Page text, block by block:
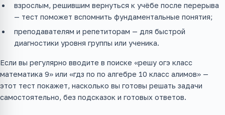
взрослым, решившим вернуться к учёбе после перерыва
— тест поможет вспомнить фундаментальные понятия;
преподавателям и репетиторам — для быстрой
диагностики уровня группы или ученика.
Если вы регулярно вводите в поиске «решу огэ класс
математика 9» или «гдз по по алгебре 10 класс алимов» —
этот тест покажет, насколько вы готовы решать задачи
самостоятельно, без подсказок и готовых ответов.